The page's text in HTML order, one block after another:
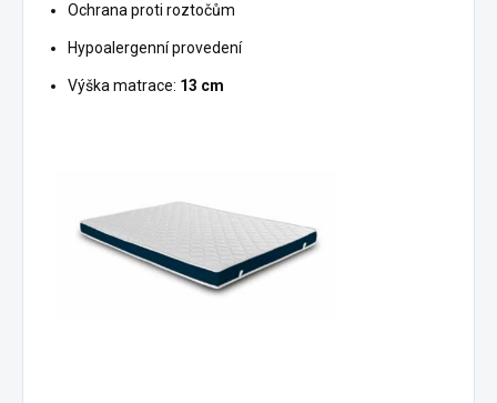
Ochrana proti roztočům
Hypoalergenní provedení
Výška matrace: 13 cm